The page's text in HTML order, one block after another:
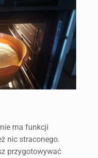
ma funkcji
nic straconego.
przygotowywać